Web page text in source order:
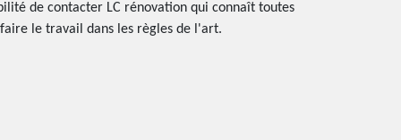
de contacter LC rénovation qui connaît toutes
le travail dans les règles de l'art.